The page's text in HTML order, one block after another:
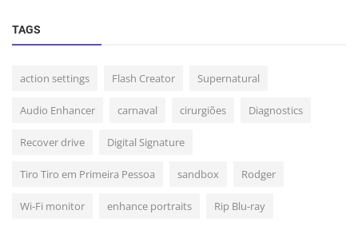
TAGS
action settings Flash Creator Supernatural
Audio Enhancer carnaval cirurgiões Diagnostics
Recover drive Digital Signature
Tiro Tiro em Primeira Pessoa sandbox Rodger
Wi-Fi monitor enhance portraits Rip Blu-ray